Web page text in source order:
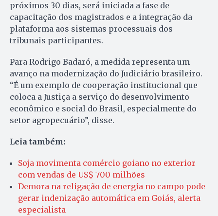
próximos 30 dias, será iniciada a fase de
capacitação dos magistrados e a integração da
plataforma aos sistemas processuais dos
tribunais participantes.
Para Rodrigo Badaró, a medida representa um
avanço na modernização do Judiciário brasileiro.
“É um exemplo de cooperação institucional que
coloca a Justiça a serviço do desenvolvimento
econômico e social do Brasil, especialmente do
setor agropecuário”, disse.
Leia também:
Soja movimenta comércio goiano no exterior
com vendas de US$ 700 milhões
Demora na religação de energia no campo pode
gerar indenização automática em Goiás, alerta
especialista